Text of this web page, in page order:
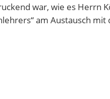
war, wie es Herrn
am Austausch